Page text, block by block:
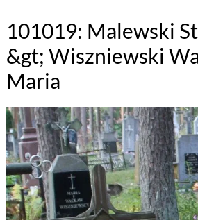
101019: Malewski
&gt; Wiszniewski
Maria